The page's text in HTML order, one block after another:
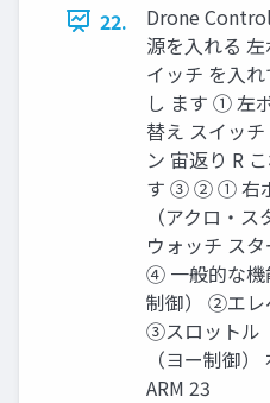
22.
Drone
源を⼊れる
イッチ を⼊
し ます ① 左
替え スイッ
ン 宙返り R
す ③ ② ① 右
（アクロ・
ウォッチ ス
④ 一般的な
制御） ②エレ
③スロットル
（ヨー制御
ARM 23